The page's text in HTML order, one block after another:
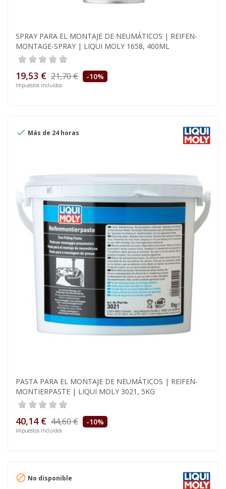
SPRAY PARA EL MONTAJE DE NEUMÁTICOS | REIFEN-
MONTAGE-SPRAY | LIQUI MOLY 1658, 400ML
19,53 € 21,70 € -10%
Impuestos incluidos
 Más de 24 horas
PASTA PARA EL MONTAJE DE NEUMÁTICOS | REIFEN-
MONTIERPASTE | LIQUI MOLY 3021, 5KG
40,14 € 44,60 € -10%
Impuestos incluidos
 No disponible